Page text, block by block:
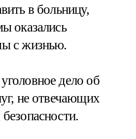
в больницу,
оказались
с жизнью.
дело об
не отвечающих